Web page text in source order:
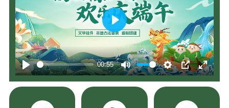
Play
00:55
Mute SettingsPIP
Enter
Play